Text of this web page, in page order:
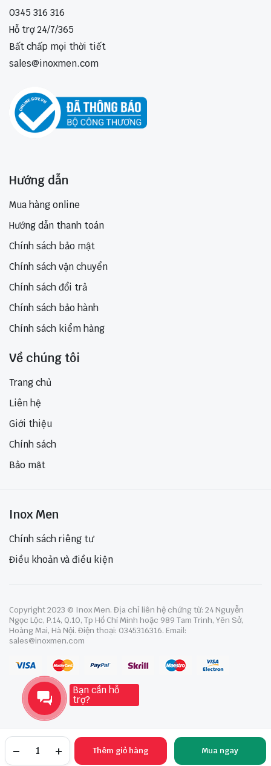
Thêm giỏ hàng Mua ngay
0345 316 316
Hỗ trợ 24/7/365
Bất chấp mọi thời tiết
sales@inoxmen.com
Hướng dẫn
Mua hàng online
Hướng dẫn thanh toán
Chính sách bảo mật
Chính sách vận chuyển
Chính sách đổi trả
Chính sách bảo hành
Chính sách kiểm hàng
Về chúng tôi
Trang chủ
Liên hệ
Giới thiệu
Chính sách
Bảo mật
Inox Men
Chính sách riêng tư
Điều khoản và điều kiện
Copyright 2023 © Inox Men. Địa chỉ liên hệ chứng từ: 24 Nguyễn
Ngọc Lộc, P.14, Q.10, Tp Hồ Chí Minh hoặc 989 Tam Trinh, Yên Sở,
Hoàng Mai, Hà Nội. Điện thoại: 0345316316. Email:
sales@inoxmen.com
Bạn cần hỗ
trợ?
TRANG CHỦ TÌM KIẾM YÊU THÍCH TÀI KHOẢN NGÀNH HÀNG